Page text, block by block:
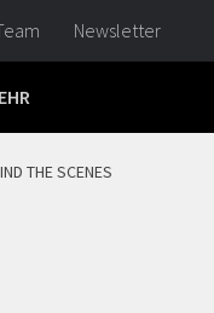
Newsletter
THE SCENES